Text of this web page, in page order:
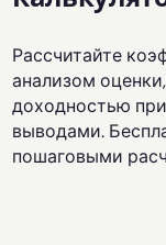
Рассчитайте
анализом
доходностью
выводами.
пошаговыми